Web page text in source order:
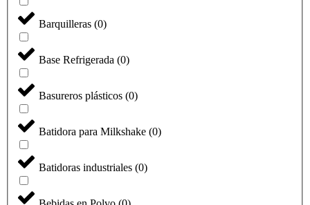
Barquilleras (0)
Base Refrigerada (0)
Basureros plásticos (0)
Batidora para Milkshake (0)
Batidoras industriales (0)